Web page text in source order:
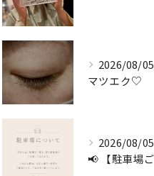
2026/08/05
マツエク♡
2026/08/05